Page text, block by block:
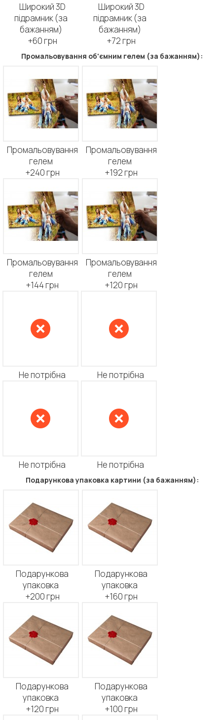
Широкий 3D
підрамник (за
бажанням)
+60 грн
Широкий 3D
підрамник (за
бажанням)
+72 грн
Промальовування об'ємним гелем (за бажанням):
Промальовування
гелем
+240 грн
Промальовування
гелем
+192 грн
Промальовування
гелем
+144 грн
Промальовування
гелем
+120 грн
Не потрібна Не потрібна
Не потрібна Не потрібна
Подарункова упаковка картини (за бажанням):
Подарункова
упаковка
+200 грн
Подарункова
упаковка
+160 грн
Подарункова
упаковка
+120 грн
Подарункова
упаковка
+100 грн